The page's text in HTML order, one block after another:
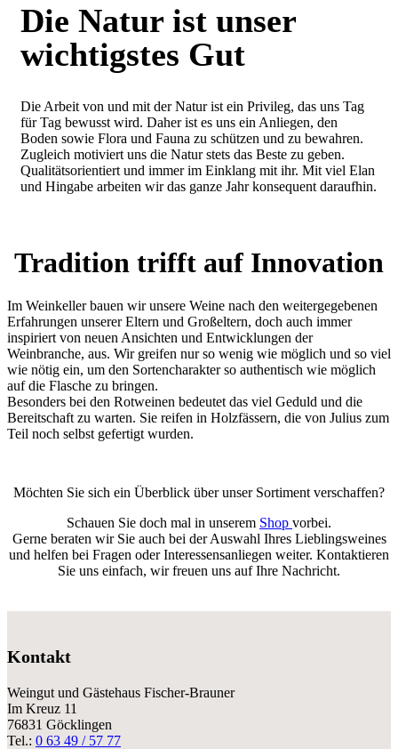
Die Natur ist unser
wichtigstes Gut
Die Arbeit von und mit der Natur ist ein Privileg, das uns Tag
für Tag bewusst wird. Daher ist es uns ein Anliegen, den
Boden sowie Flora und Fauna zu schützen und zu bewahren.
Zugleich motiviert uns die Natur stets das Beste zu geben.
Qualitätsorientiert und immer im Einklang mit ihr. Mit viel Elan
und Hingabe arbeiten wir das ganze Jahr konsequent daraufhin.
Tradition trifft auf Innovation
Im Weinkeller bauen wir unsere Weine nach den weitergegebenen
Erfahrungen unserer Eltern und Großeltern, doch auch immer
inspiriert von neuen Ansichten und Entwicklungen der
Weinbranche, aus. Wir greifen nur so wenig wie möglich und so viel
wie nötig ein, um den Sortencharakter so authentisch wie möglich
auf die Flasche zu bringen.
Besonders bei den Rotweinen bedeutet das viel Geduld und die
Bereitschaft zu warten. Sie reifen in Holzfässern, die von Julius zum
Teil noch selbst gefertigt wurden.
Möchten Sie sich ein Überblick über unser Sortiment verschaffen?
Schauen Sie doch mal in unserem Shop vorbei.
Gerne beraten wir Sie auch bei der Auswahl Ihres Lieblingsweines
und helfen bei Fragen oder Interessensanliegen weiter. Kontaktieren
Sie uns einfach, wir freuen uns auf Ihre Nachricht.
Kontakt
Weingut und Gästehaus Fischer-Brauner
Im Kreuz 11
76831 Göcklingen
Tel.: 0 63 49 / 57 77